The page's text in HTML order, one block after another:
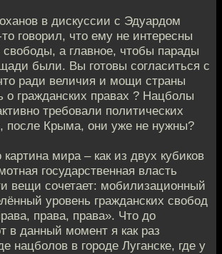
в дискуссии с Эдуардом
говорил, что ему не интересны
свободы, а главное, чтобы парады
были. Вы готовы согласиться с
ради величия и мощи страны
о гражданских правах ? Нацболы
требовали политических
после Крыма, они уже не нужны?
картина мира – как из двух кубиков
государственная власть
вещи сочетает: мобилизационный
уровень гражданских свобод
права, права». Что до
в данный момент я как раз
нацболов в городе Луганске, где у